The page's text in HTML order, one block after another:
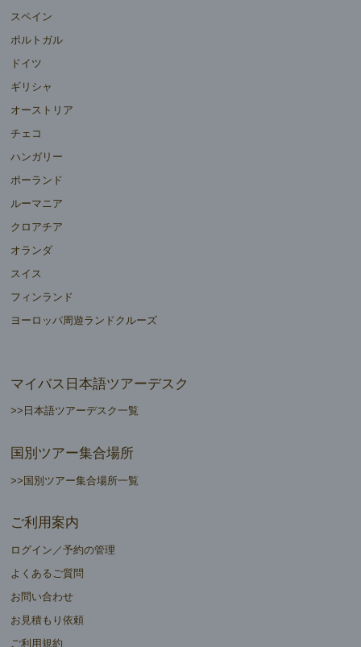
スペイン
ポルトガル
ドイツ
ギリシャ
オーストリア
チェコ
ハンガリー
ポーランド
ルーマニア
クロアチア
オランダ
スイス
フィンランド
ヨーロッパ周遊ランドクルーズ
マイバス日本語ツアーデスク
>>日本語ツアーデスク一覧
国別ツアー集合場所
>>国別ツアー集合場所一覧
ご利用案内
ログイン／予約の管理
よくあるご質問
お問い合わせ
お見積もり依頼
ご利用規約